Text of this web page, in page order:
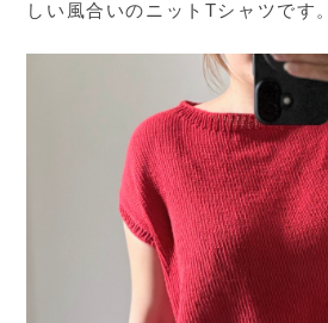
しい風合いのニットTシャツです。